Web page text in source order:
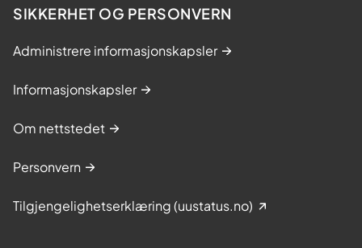
SIKKERHET OG PERSONVERN
Administrere informasjonskapsler
Informasjonskapsler
Om nettstedet
Personvern
Tilgjengelighetserklæring (uustatus.no)